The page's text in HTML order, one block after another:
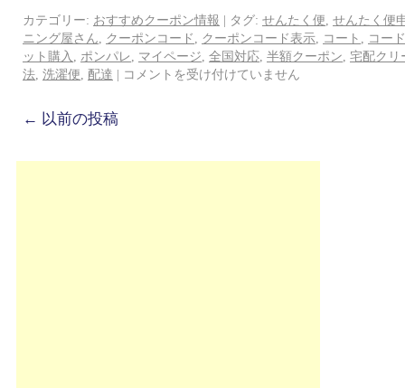
カテゴリー: おすすめクーポン情報 | タグ: せんたく便 せんたく便
ニング屋さん
クーポンコード クーポンコード表示 コート
コー
ット購入
ポンパレ マイページ 全国対応 半額クーポン 宅配クリ
法 洗濯便 配達 | コメントを受け付けていません
← 以前の投稿